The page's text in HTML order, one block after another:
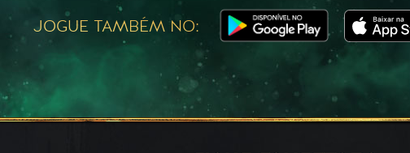
JOGUE TAMBÉM NO: